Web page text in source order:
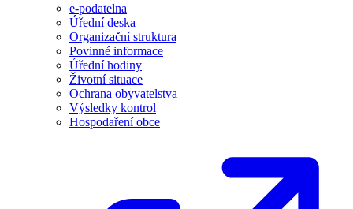
e-podatelna
Úřední deska
Organizační struktura
Povinné informace
Úřední hodiny
Životní situace
Ochrana obyvatelstva
Výsledky kontrol
Hospodaření obce